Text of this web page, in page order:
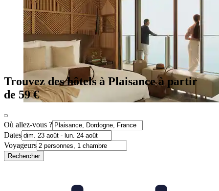
Trouvez des hôtels à Plaisance à partir
de 59 €
Où allez-vous ?
Dates
Voyageurs
Rechercher